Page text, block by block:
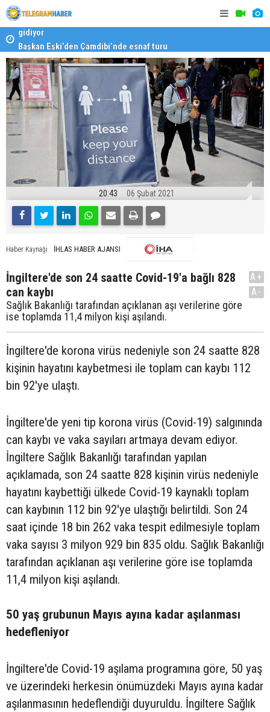
Başkan Eşki’den Çamdibi’nde esnaf turu
20:43 06 Şubat 2021
Haber Kaynağı İHLAS HABER AJANSI
İngiltere'de son 24 saatte Covid-19'a bağlı 828
can kaybı
Sağlık Bakanlığı tarafından açıklanan aşı verilerine göre
ise toplamda 11,4 milyon kişi aşılandı.
A+
A-
İngiltere'de korona virüs nedeniyle son 24 saatte 828
kişinin hayatını kaybetmesi ile toplam can kaybı 112
bin 92'ye ulaştı.
İngiltere'de yeni tip korona virüs (Covid-19) salgınında
can kaybı ve vaka sayıları artmaya devam ediyor.
İngiltere Sağlık Bakanlığı tarafından yapılan
açıklamada, son 24 saatte 828 kişinin virüs nedeniyle
hayatını kaybettiği ülkede Covid-19 kaynaklı toplam
can kaybının 112 bin 92'ye ulaştığı belirtildi. Son 24
saat içinde 18 bin 262 vaka tespit edilmesiyle toplam
vaka sayısı 3 milyon 929 bin 835 oldu. Sağlık Bakanlığı
tarafından açıklanan aşı verilerine göre ise toplamda
11,4 milyon kişi aşılandı.
50 yaş grubunun Mayıs ayına kadar aşılanması
hedefleniyor
İngiltere'de Covid-19 aşılama programına göre, 50 yaş
ve üzerindeki herkesin önümüzdeki Mayıs ayına kadar
aşılanmasının hedeflendiği duyuruldu. İngiltere Sağlık